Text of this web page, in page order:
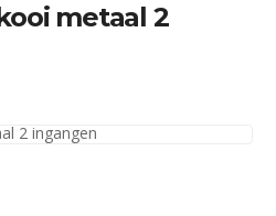
metaal 2